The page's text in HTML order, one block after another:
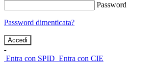
Password
Password dimenticata?
-
Entra con SPID Entra con CIE